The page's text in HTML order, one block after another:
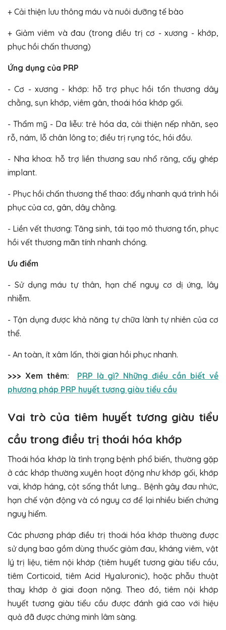
+ Cải thiện lưu thông máu và nuôi dưỡng tế bào
+ Giảm viêm và đau (trong điều trị cơ - xương - khớp,
phục hồi chấn thương)
Ứng dụng của PRP
- Cơ - xương - khớp: hỗ trợ phục hồi tổn thương dây
chằng, sụn khớp, viêm gân, thoái hóa khớp gối.
- Thẩm mỹ - Da liễu: trẻ hóa da, cải thiện nếp nhăn, sẹo
rỗ, nám, lỗ chân lông to; điều trị rụng tóc, hói đầu.
- Nha khoa: hỗ trợ liền thương sau nhổ răng, cấy ghép
implant.
- Phục hồi chấn thương thể thao: đẩy nhanh quá trình hồi
phục của cơ, gân, dây chằng.
- Liền vết thương: Tăng sinh, tái tạo mô thương tổn, phục
hồi vết thương mãn tính nhanh chóng.
Ưu điểm
- Sử dụng máu tự thân, hạn chế nguy cơ dị ứng, lây
nhiễm.
- Tận dụng được khả năng tự chữa lành tự nhiên của cơ
thể.
- An toàn, ít xâm lấn, thời gian hồi phục nhanh.
>>> Xem thêm:
PRP là gì? Những điều cần biết về
phương pháp PRP huyết tương giàu tiểu cầu
Vai trò của tiêm huyết tương giàu tiểu
cầu trong điều trị thoái hóa khớp
Thoái hóa khớp là tình trạng bệnh phổ biến, thường gặp
ở các khớp thường xuyên hoạt động như khớp gối, khớp
vai, khớp háng, cột sống thắt lưng… Bệnh gây đau nhức,
hạn chế vận động và có nguy cơ để lại nhiều biến chứng
nguy hiểm.
Các phương pháp điều trị thoái hóa khớp thường được
sử dụng bao gồm dùng thuốc giảm đau, kháng viêm, vật
lý trị liệu, tiêm nội khớp (tiêm huyết tương giàu tiểu cầu,
tiêm Corticoid, tiêm Acid Hyaluronic), hoặc phẫu thuật
thay khớp ở giai đoạn nặng. Theo đó, tiêm nội khớp
huyết tương giàu tiểu cầu được đánh giá cao với hiệu
quả đã được chứng minh lâm sàng.